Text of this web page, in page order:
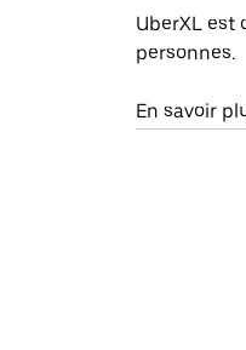
UberXL est
personnes.
En savoir